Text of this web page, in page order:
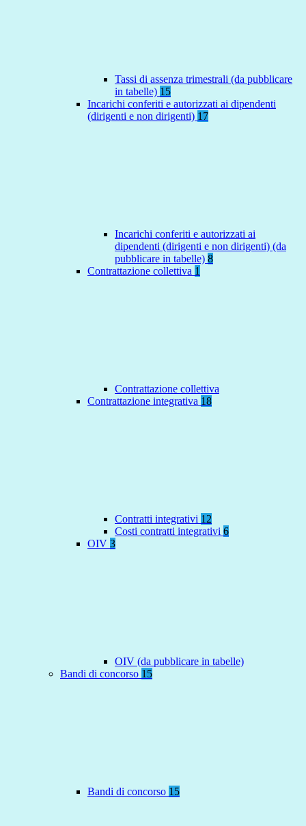
Tassi di assenza trimestrali (da pubblicare
in tabelle) 15
Incarichi conferiti e autorizzati ai dipendenti
(dirigenti e non dirigenti) 17
Incarichi conferiti e autorizzati ai
dipendenti (dirigenti e non dirigenti) (da
pubblicare in tabelle) 8
Contrattazione collettiva 1
Contrattazione collettiva
Contrattazione integrativa 18
Contratti integrativi 12
Costi contratti integrativi 6
OIV 3
OIV (da pubblicare in tabelle)
Bandi di concorso 15
Bandi di concorso 15